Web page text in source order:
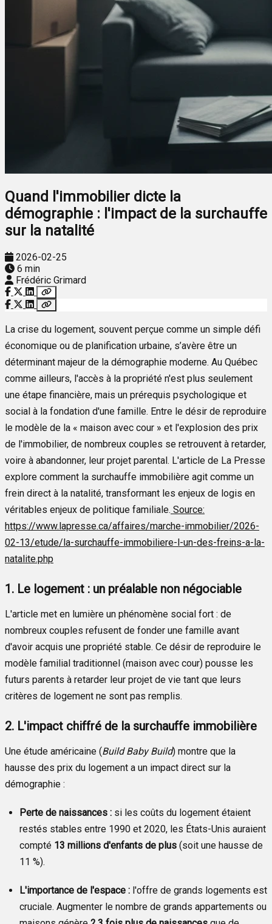
Quand l'immobilier dicte la
démographie : l'impact de la surchauffe
sur la natalité
2026-02-25
6 min
Frédéric Grimard
La crise du logement, souvent perçue comme un simple défi
économique ou de planification urbaine, s’avère être un
déterminant majeur de la démographie moderne. Au Québec
comme ailleurs, l'accès à la propriété n'est plus seulement
une étape financière, mais un prérequis psychologique et
social à la fondation d'une famille. Entre le désir de reproduire
le modèle de la « maison avec cour » et l'explosion des prix
de l'immobilier, de nombreux couples se retrouvent à retarder,
voire à abandonner, leur projet parental. L'article de La Presse
explore comment la surchauffe immobilière agit comme un
frein direct à la natalité, transformant les enjeux de logis en
véritables enjeux de politique familiale. Source:
https://www.lapresse.ca/affaires/marche-immobilier/2026-
02-13/etude/la-surchauffe-immobiliere-l-un-des-freins-a-la-
natalite.php
1. Le logement : un préalable non négociable
L'article met en lumière un phénomène social fort : de
nombreux couples refusent de fonder une famille avant
d'avoir acquis une propriété stable. Ce désir de reproduire le
modèle familial traditionnel (maison avec cour) pousse les
futurs parents à retarder leur projet de vie tant que leurs
critères de logement ne sont pas remplis.
2. L'impact chiffré de la surchauffe immobilière
Une étude américaine (Build Baby Build) montre que la
hausse des prix du logement a un impact direct sur la
démographie :
Perte de naissances : si les coûts du logement étaient
restés stables entre 1990 et 2020, les États-Unis auraient
compté 13 millions d'enfants de plus (soit une hausse de
11 %).
L'importance de l'espace : l'offre de grands logements est
cruciale. Augmenter le nombre de grands appartements ou